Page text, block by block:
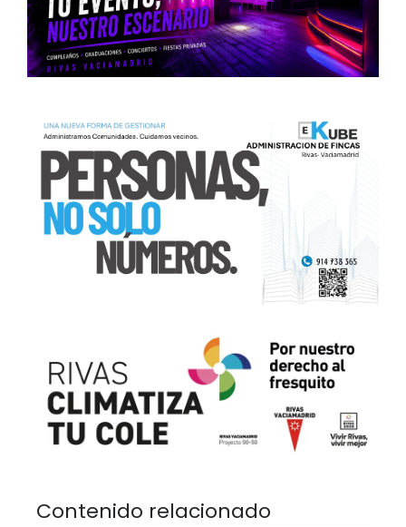
Contenido relacionado